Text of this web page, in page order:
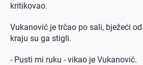
kritikovao.
Vukanović je trčao po sali, bježeći
kraju su ga stigli.
- Pusti mi ruku - vikao je Vukanović.